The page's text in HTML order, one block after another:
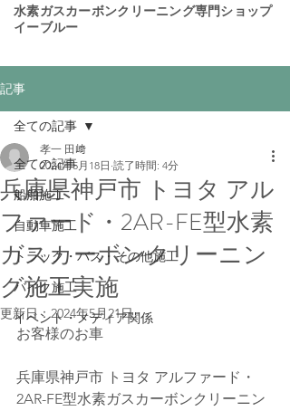
​水素ガスカーボンクリーニング専門ショップ
イーブルー
記事
全ての記事
船舶施工
自動車施工
トラック・バス・その他施工
バイク施工
イベント・メディア関係
全ての記事
兵庫県神戸市 トヨタ アル
ファード・2AR-FE型水素
ガスカーボンクリーニン
グ施工実施
孝一 田﨑
2024年5月18日 読了時間: 4分
更新日：2024年5月21日
お客様のお車
兵庫県神戸市 トヨタ アルファード・
2AR-FE型水素ガスカーボンクリーニン